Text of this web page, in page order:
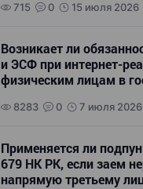
715 0 15 июля 2026
Возникает ли
и ЭСФ при интернет-
физическим лицам в
8283 0 7 июля 2026
Применяется ли
679 НК РК, если заем
напрямую третьему